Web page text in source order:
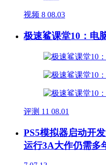
视频 8 08.03
极速鲨课堂10：电
评测 11 08.01
PS5模拟器启动开
运行3A大作仍需多